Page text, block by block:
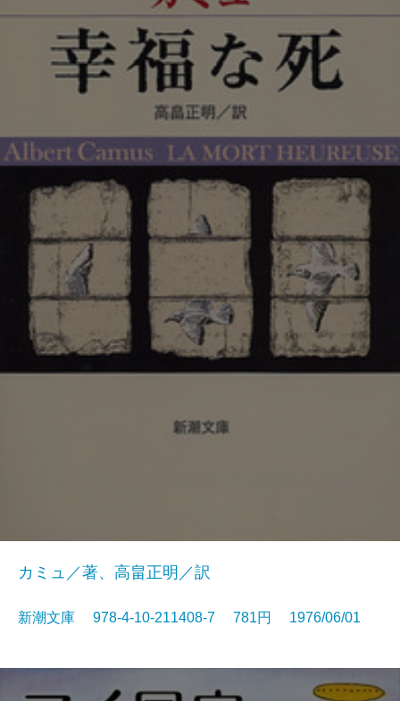
カミュ／著、高畠正明／訳
新潮文庫 978-4-10-211408-7 781円 1976/06/01